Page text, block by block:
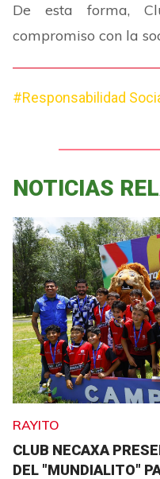
De esta forma,
compromiso con la
#Responsabilidad
NOTICIAS
RAYITO
CLUB NECAXA
DEL "MUNDIALITO"